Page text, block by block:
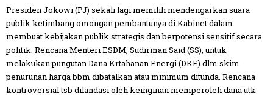
Presiden Jokowi (PJ) sekali lagi memilih mendengarkan suara
publik ketimbang omongan pembantunya di Kabinet dalam
membuat kebijakan publik strategis dan berpotensi sensitif secara
politik. Rencana Menteri ESDM, Sudirman Said (SS), untuk
melakukan pungutan Dana Krtahanan Energi (DKE) dlm skim
penurunan harga bbm dibatalkan atau minimum ditunda. Rencana
kontroversial tsb dilandasi oleh keinginan memperoleh dana utk